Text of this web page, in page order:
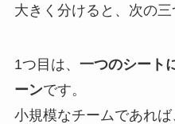
大きく分けると、次の三
1つ目は、 一つのシート
ーンです。
小規模なチームであれ